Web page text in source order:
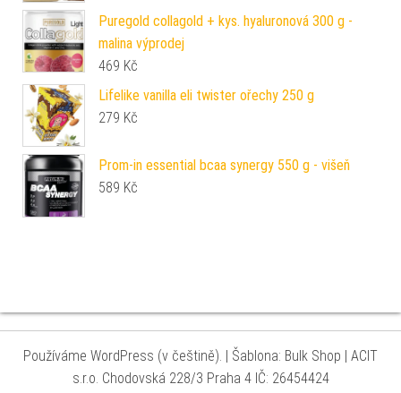
Puregold collagold + kys. hyaluronová 300 g -
malina výprodej
469 Kč
Lifelike vanilla eli twister ořechy 250 g
279 Kč
Prom-in essential bcaa synergy 550 g - višeň
589 Kč
Používáme WordPress (v češtině). | Šablona: Bulk Shop | ACIT
s.r.o. Chodovská 228/3 Praha 4 IČ: 26454424